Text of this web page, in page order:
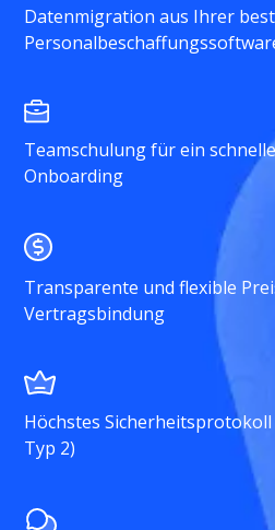
Datenmigration aus Ihrer
Teamschulung für ein
Onboarding
Transparente und flexible
Vertragsbindung
Höchstes Sicherheitsprotokoll
Typ 2)